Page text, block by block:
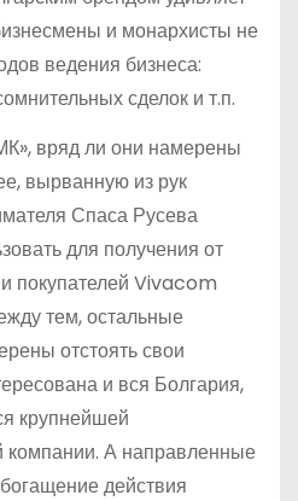
и монархисты не
ведения бизнеса:
сделок и т.п.
вряд ли они намерены
вырванную из рук
Спаса Русева
для получения от
покупателей Vivacom
тем, остальные
отстоять свои
и вся Болгария,
крупнейшей
компании. А направленные
действия